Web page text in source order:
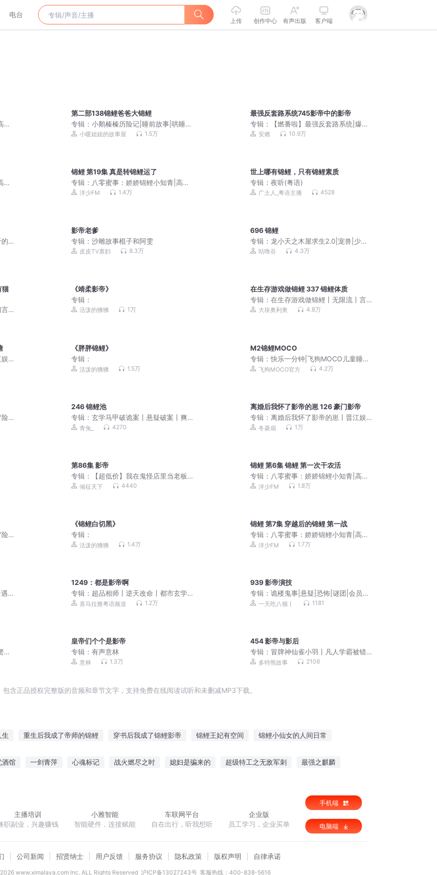
电台
上传 创作中心 有声出版 客户端
分
第二部138锦鲤爸爸大锦鲤
专辑：小鹅榛榛历险记|睡前故事|哄睡神
器|趣味科普
小暖姐姐的故事屋 1.5万
最强反套路系统745影帝中的影帝
专辑：
【燃番啦】最强反套路系统|爆笑
&修仙|装逼打脸|安燃领衔玄幻穿越免费
安燃 10.9万
分
锦鲤 第19集 真是转锦鲤运了
专辑： 八零蜜事：娇娇锦鲤小知青|高分
精品|洋少领衔演播|多人有声剧
洋少FM 1.4万
世上哪有锦鲤，只有锦鲤素质
专辑：夜听(粤语)
广土人_粤语主播 4528
影帝老爹
专辑：沙雕故事棍子和阿雯
皮皮TV寡妇 8.3万
696 锦鲤
专辑：龙小天之木屋求生2.0|宠兽|少年
成长|咕噜谷
咕噜谷 4.3万
猫
言
《靖柔影帝》
专辑：
活泼的狒狒 1万
在生存游戏做锦鲤 337 锦鲤体质
专辑：在生存游戏做锦鲤丨无限流丨言
情丨多人精品有声剧丨夏季稻谷香著
大块奥利奥 4.8万
《胖胖锦鲤》
专辑：
活泼的狒狒 1.5万
M2锦鲤MOCO
专辑：快乐一分钟|飞狗MOCO儿童睡前
故事飞狗MOCO官方 4.2万
246 锦鲤池
专辑：玄学马甲破诡案丨悬疑破案丨爽
文丨直播算命丨青兔丨多人有声剧
青兔_ 4270
离婚后我怀了影帝的崽 126 豪门影帝
专辑：离婚后我怀了影帝的崽丨晋江娱
乐圈丨影帝vs影后
冬菱扇 1万
第86集 影帝
专辑：
【超低价】我在鬼怪店里当老板
丨幻想悬疑纯爱广播剧
倾征天下 4440
锦鲤 第6集 锦鲤 第一次干农活
专辑： 八零蜜事：娇娇锦鲤小知青|高分
精品|洋少领衔演播|多人有声剧
洋少FM 1.8万
《锦鲤白切黑》
专辑：
活泼的狒狒 1.4万
锦鲤 第7集 穿越后的锦鲤 第一战
专辑： 八零蜜事：娇娇锦鲤小知青|高分
精品|洋少领衔演播|多人有声剧
洋少FM 1.7万
|
1249：都是影帝啊
专辑： 超品相师丨逆天改命丨都市玄学
（粤语）
喜马拉雅粤语频道 1.2万
939 影帝演技
专辑：诡楼鬼事|悬疑|恐怖|谜团|会员免
费收听
一天吃八顿丨 1181
|
皇帝们个个是影帝
专辑：有声意林
意林 1.3万
454 影帝与影后
专辑： 冒牌神仙雀小羽丨凡人学霸被错
认神仙丨多特熊故事
多特熊故事 2106
含正品授权完整版的音频和章节文字，支持免费在线阅读试听和未删减MP3下载。
生 重生后我成了帝师的锦鲤 穿书后我成了锦鲤影帝 锦鲤王妃有空间 锦鲤小仙女的人间日常
酒馆 一剑青萍 心魂标记 战火燃尽之时 媳妇是骗来的 超级特工之无敌军刺 最强之麒麟
主播培训
职副业，兴趣赚钱
小雅智能
智能硬件，连接赋能
车联网平台
自在出行，听我想听
企业版
员工学习，企业买单
手机端
电脑端
公司新闻 招贤纳士 用户反馈 服务协议 隐私政策 版权声明 自律承诺
2026www.ximalaya.com lnc. ALL Rights Reserved 沪ICP备13027243号 客服热线：400-838-5616